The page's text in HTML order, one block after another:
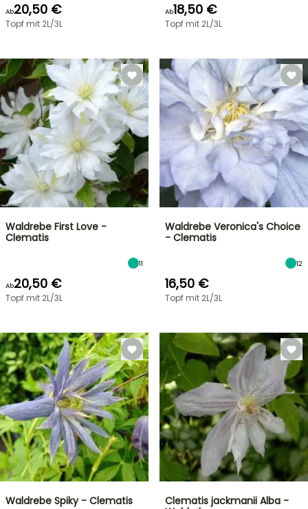
Ab20,50 €
Topf mit 2L/3L
Ab18,50 €
Topf mit 2L/3L
Waldrebe First Love -
Clematis
11
Ab20,50 €
Topf mit 2L/3L
Waldrebe Veronica's Choice
- Clematis
12
16,50 €
Topf mit 2L/3L
Waldrebe Spiky - Clematis
Clematis jackmanii Alba -